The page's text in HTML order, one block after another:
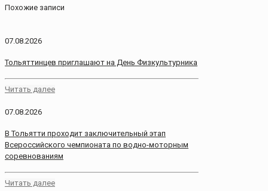
Похожие записи
07.08.2026
Тольяттинцев приглашают на День Физкультурника
Читать далее
07.08.2026
В Тольятти проходит заключительный этап
Всероссийского чемпионата по водно-моторным
соревнованиям
Читать далее